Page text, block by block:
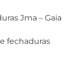
Jma – Gaia
fechaduras